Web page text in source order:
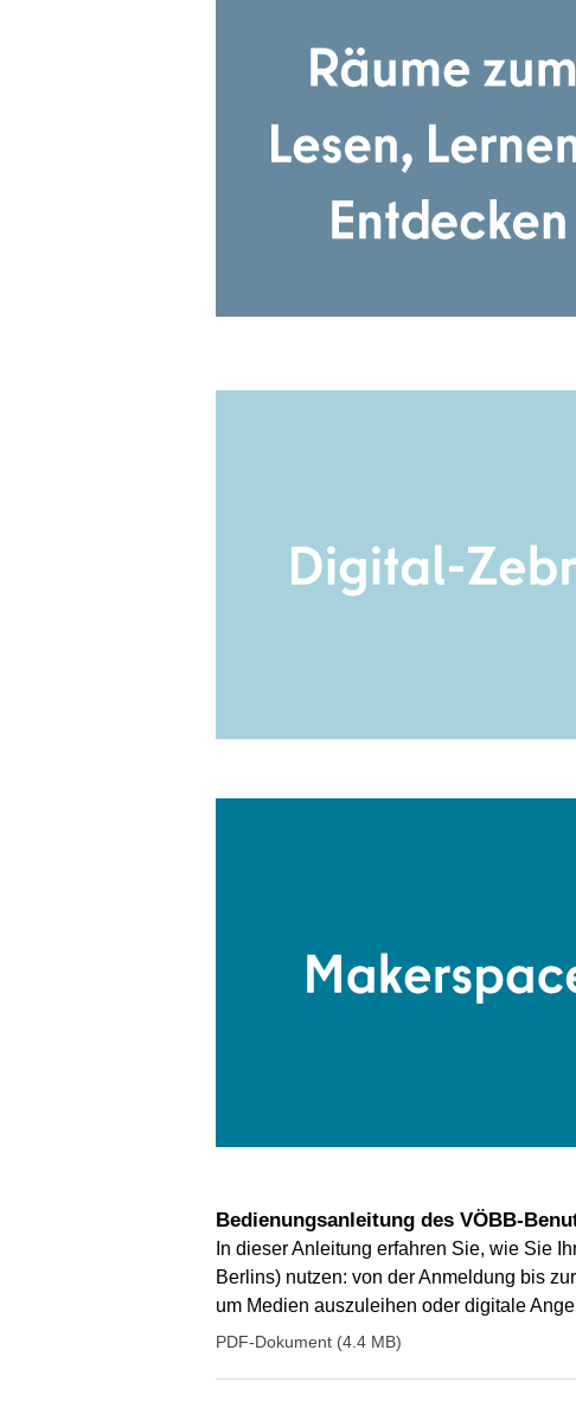
Bedienungsanleitung des VÖBB-
In dieser Anleitung erfahren Sie, wie Sie
Berlins) nutzen: von der Anmeldung bis
um Medien auszuleihen oder digitale
PDF-Dokument (4.4 MB)